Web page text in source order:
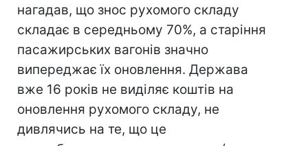
нагадав, що знос рухомого складу
складає в середньому 70%, а старіння
пасажирських вагонів значно
випереджає їх оновлення. Держава
вже 16 років не виділяє коштів на
оновлення рухомого складу, не
дивлячись на те, що це